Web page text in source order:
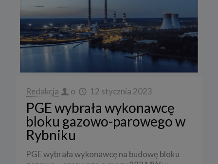
Redakcja o 12 stycznia 2023
PGE wybrała wykonawcę
bloku gazowo-parowego w
Rybniku
PGE wybrała wykonawcę na budowę bloku